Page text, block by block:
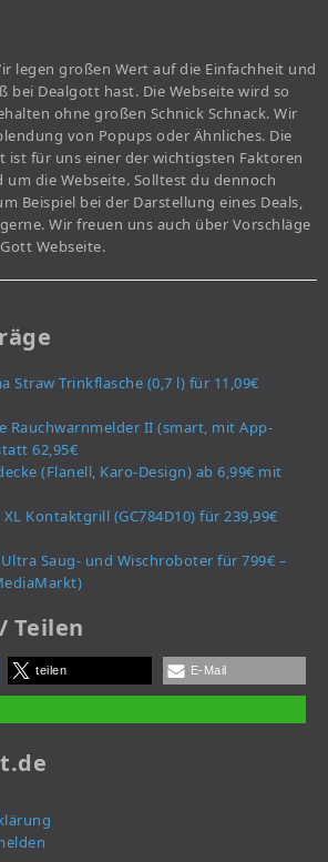
legen großen Wert auf die Einfachheit und
bei Dealgott hast. Die Webseite wird so
ohne großen Schnick Schnack. Wir
von Popups oder Ähnliches. Die
ist für uns einer der wichtigsten Faktoren
um die Webseite. Solltest du dennoch
Beispiel bei der Darstellung eines Deals,
Wir freuen uns auch über Vorschläge
Webseite.
Straw Trinkflasche (0,7 l) für 11,09€
Rauchwarnmelder II (smart, mit App-
62,95€
(Flanell, Karo-Design) ab 6,99€ mit
Kontaktgrill (GC784D10) für 239,99€
Saug- und Wischroboter für 799€ –
Teilen
teilen E-Mail